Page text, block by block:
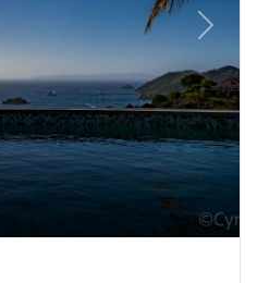
Next